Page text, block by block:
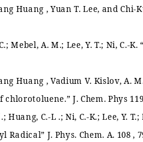
Huang , Yuan T. Lee, and Chi-
Mebel, A. M.; Lee, Y. T.; Ni, C.-K.“
Huang , Vadium V. Kislov, A.
chlorotoluene.” J. Chem. Phys
Huang, C.-L .; Ni, C.-K.; Lee, Y.
Radical” J. Phys. Chem. A. 108 ,